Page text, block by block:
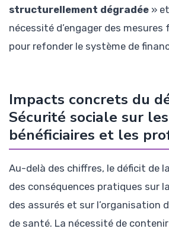
structurellement dégradée »
nécessité d’engager des
pour refonder le système de
Impacts concrets du
Sécurité sociale sur les
bénéficiaires et les
Au-delà des chiffres, le déficit de
des conséquences pratiques sur
des assurés et sur l’organisation
de santé. La nécessité de